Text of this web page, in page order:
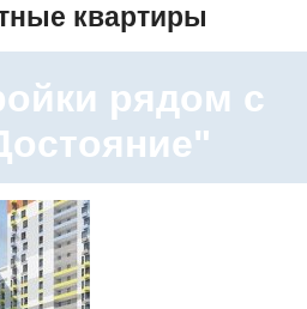
квартиры
рядом с